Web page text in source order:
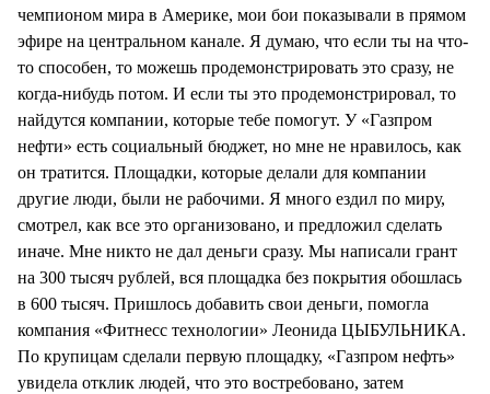
чемпионом мира в Америке, мои бои показывали в прямом
эфире на центральном канале. Я думаю, что если ты на что-
то способен, то можешь продемонстрировать это сразу, не
когда-нибудь потом. И если ты это продемонстрировал, то
найдутся компании, которые тебе помогут. У «Газпром
нефти» есть социальный бюджет, но мне не нравилось, как
он тратится. Площадки, которые делали для компании
другие люди, были не рабочими. Я много ездил по миру,
смотрел, как все это организовано, и предложил сделать
иначе. Мне никто не дал деньги сразу. Мы написали грант
на 300 тысяч рублей, вся площадка без покрытия обошлась
в 600 тысяч. Пришлось добавить свои деньги, помогла
компания «Фитнесс технологии» Леонида ЦЫБУЛЬНИКА.
По крупицам сделали первую площадку, «Газпром нефть»
увидела отклик людей, что это востребовано, затем